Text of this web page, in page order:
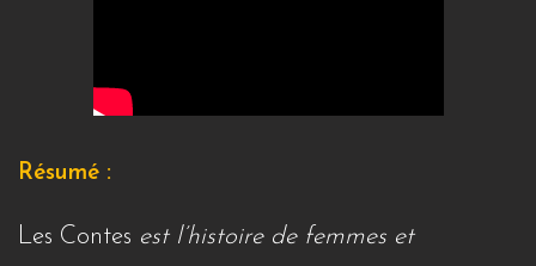
Résumé :
Les Contes est l’histoire de femmes et